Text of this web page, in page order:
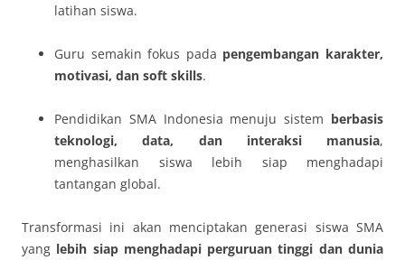
latihan siswa.
Guru semakin fokus pada pengembangan karakter,
motivasi, dan soft skills.
Pendidikan SMA Indonesia menuju sistem berbasis
teknologi, data, dan interaksi manusia,
menghasilkan siswa lebih siap menghadapi
tantangan global.
Transformasi ini akan menciptakan generasi siswa SMA
yang lebih siap menghadapi perguruan tinggi dan dunia